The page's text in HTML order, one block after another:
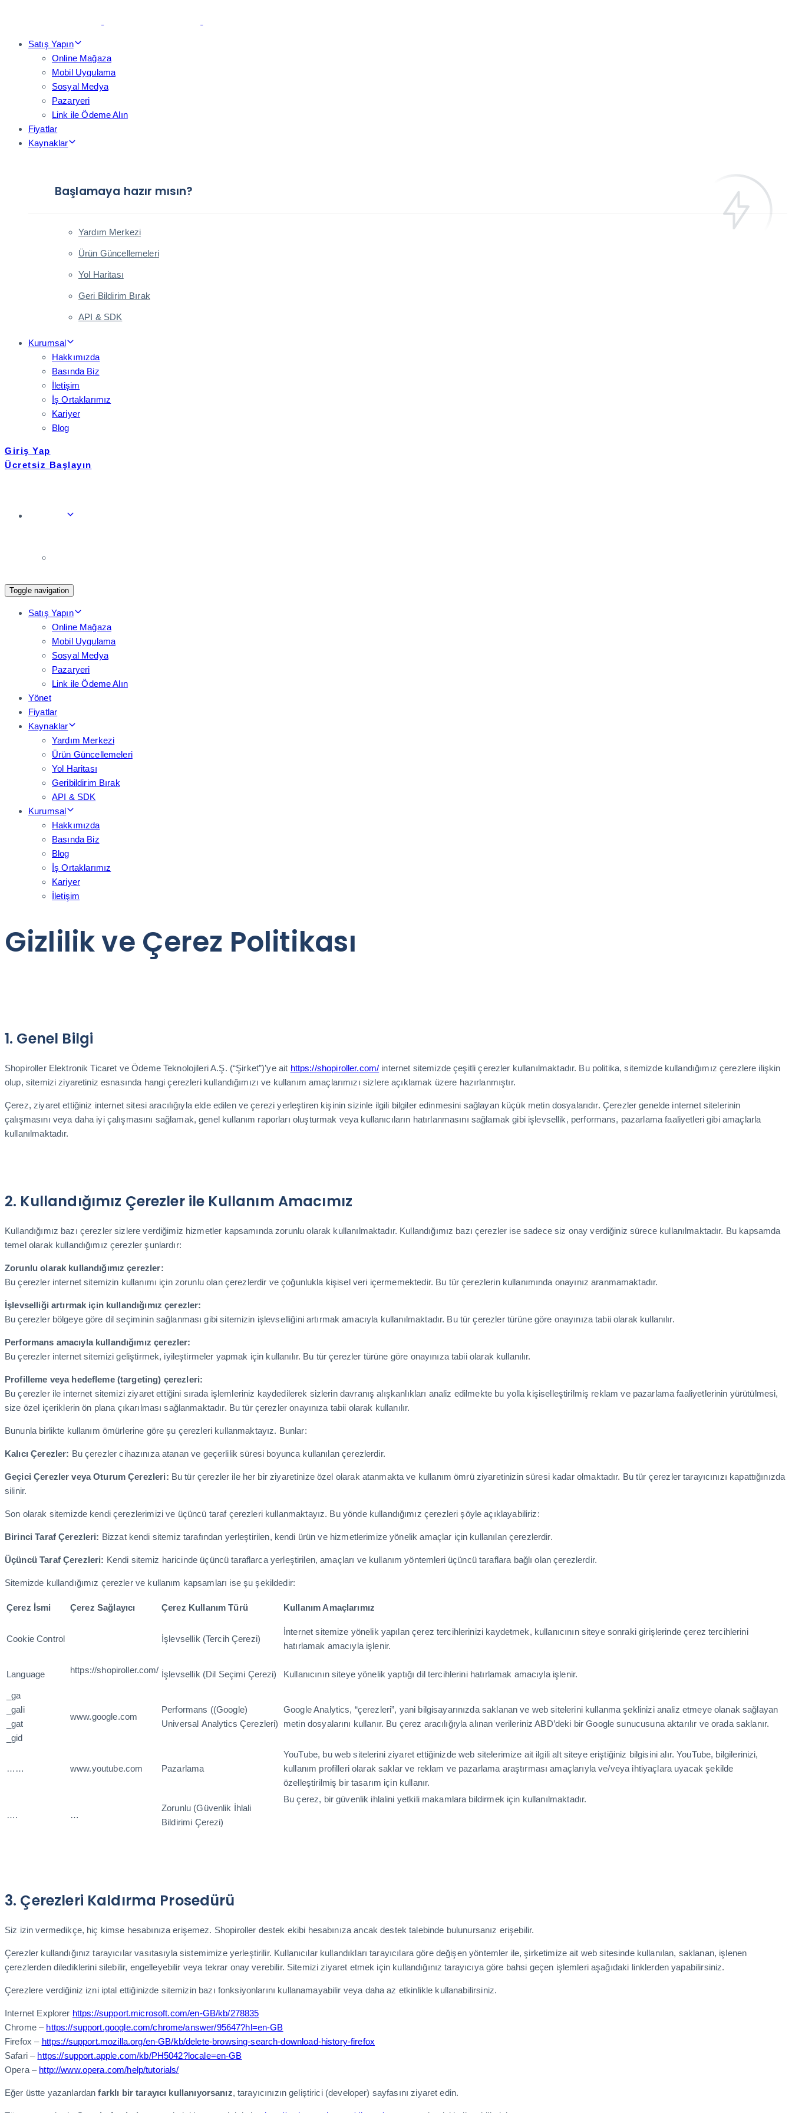
primarySatış Yapın
Online Mağaza
Mobil Uygulama
Sosyal Medya
Pazaryeri
Link ile Ödeme Alın
Fiyatlar
Kaynaklar
Başlamaya hazır mısın?
Yardım Merkezi
Ürün Güncellemeleri
Yol Haritası
Geri Bildirim Bırak
API & SDK
Kurumsal
Hakkımızda
Basında Biz
İletişim
İş Ortaklarımız
Kariyer
Blog
Giriş Yap
Ücretsiz Başlayın
Toggle navigation
Satış Yapın
Online Mağaza
Mobil Uygulama
Sosyal Medya
Pazaryeri
Link ile Ödeme Alın
Yönet
Fiyatlar
Kaynaklar
Yardım Merkezi
Ürün Güncellemeleri
Yol Haritası
Geribildirim Bırak
API & SDK
Kurumsal
Hakkımızda
Basında Biz
Blog
İş Ortaklarımız
Kariyer
İletişim
Gizlilik ve Çerez Politikası
1. Genel Bilgi
Shopiroller Elektronik Ticaret ve Ödeme Teknolojileri A.Ş. (“Şirket”)’ye ait https://shopiroller.com/ internet sitemizde çeşitli çerezler kullanılmaktadır. Bu politika, sitemizde kullandığımız çerezlere ilişkin
olup, sitemizi ziyaretiniz esnasında hangi çerezleri kullandığımızı ve kullanım amaçlarımızı sizlere açıklamak üzere hazırlanmıştır.
Çerez, ziyaret ettiğiniz internet sitesi aracılığıyla elde edilen ve çerezi yerleştiren kişinin sizinle ilgili bilgiler edinmesini sağlayan küçük metin dosyalarıdır. Çerezler genelde internet sitelerinin
çalışmasını veya daha iyi çalışmasını sağlamak, genel kullanım raporları oluşturmak veya kullanıcıların hatırlanmasını sağlamak gibi işlevsellik, performans, pazarlama faaliyetleri gibi amaçlarla
kullanılmaktadır.
2. Kullandığımız Çerezler ile Kullanım Amacımız
Kullandığımız bazı çerezler sizlere verdiğimiz hizmetler kapsamında zorunlu olarak kullanılmaktadır. Kullandığımız bazı çerezler ise sadece siz onay verdiğiniz sürece kullanılmaktadır. Bu kapsamda
temel olarak kullandığımız çerezler şunlardır:
Zorunlu olarak kullandığımız çerezler:
Bu çerezler internet sitemizin kullanımı için zorunlu olan çerezlerdir ve çoğunlukla kişisel veri içermemektedir. Bu tür çerezlerin kullanımında onayınız aranmamaktadır.
İşlevselliği artırmak için kullandığımız çerezler:
Bu çerezler bölgeye göre dil seçiminin sağlanması gibi sitemizin işlevselliğini artırmak amacıyla kullanılmaktadır. Bu tür çerezler türüne göre onayınıza tabii olarak kullanılır.
Performans amacıyla kullandığımız çerezler:
Bu çerezler internet sitemizi geliştirmek, iyileştirmeler yapmak için kullanılır. Bu tür çerezler türüne göre onayınıza tabii olarak kullanılır.
Profilleme veya hedefleme (targeting) çerezleri:
Bu çerezler ile internet sitemizi ziyaret ettiğini sırada işlemleriniz kaydedilerek sizlerin davranış alışkanlıkları analiz edilmekte bu yolla kişiselleştirilmiş reklam ve pazarlama faaliyetlerinin yürütülmesi,
size özel içeriklerin ön plana çıkarılması sağlanmaktadır. Bu tür çerezler onayınıza tabii olarak kullanılır.
Bununla birlikte kullanım ömürlerine göre şu çerezleri kullanmaktayız. Bunlar:
Kalıcı Çerezler: Bu çerezler cihazınıza atanan ve geçerlilik süresi boyunca kullanılan çerezlerdir.
Geçici Çerezler veya Oturum Çerezleri: Bu tür çerezler ile her bir ziyaretinize özel olarak atanmakta ve kullanım ömrü ziyaretinizin süresi kadar olmaktadır. Bu tür çerezler tarayıcınızı kapattığınızda
silinir.
Son olarak sitemizde kendi çerezlerimizi ve üçüncü taraf çerezleri kullanmaktayız. Bu yönde kullandığımız çerezleri şöyle açıklayabiliriz:
Birinci Taraf Çerezleri: Bizzat kendi sitemiz tarafından yerleştirilen, kendi ürün ve hizmetlerimize yönelik amaçlar için kullanılan çerezlerdir.
Üçüncü Taraf Çerezleri: Kendi sitemiz haricinde üçüncü taraflarca yerleştirilen, amaçları ve kullanım yöntemleri üçüncü taraflara bağlı olan çerezlerdir.
Sitemizde kullandığımız çerezler ve kullanım kapsamları ise şu şekildedir:
Çerez İsmi Çerez Sağlayıcı Çerez Kullanım Türü Kullanım Amaçlarımız
Cookie Control
https://shopiroller.com/
İşlevsellik (Tercih Çerezi)
İnternet sitemize yönelik yapılan çerez tercihlerinizi kaydetmek, kullanıcının siteye sonraki girişlerinde çerez tercihlerini
hatırlamak amacıyla işlenir.
Language İşlevsellik (Dil Seçimi Çerezi) Kullanıcının siteye yönelik yaptığı dil tercihlerini hatırlamak amacıyla işlenir.
_ga
_gali
_gat
_gid
www.google.com
Performans ((Google)
Universal Analytics Çerezleri)
Google Analytics, “çerezleri”, yani bilgisayarınızda saklanan ve web sitelerini kullanma şeklinizi analiz etmeye olanak sağlayan
metin dosyalarını kullanır. Bu çerez aracılığıyla alınan verileriniz ABD’deki bir Google sunucusuna aktarılır ve orada saklanır.
…… www.youtube.com Pazarlama
YouTube, bu web sitelerini ziyaret ettiğinizde web sitelerimize ait ilgili alt siteye eriştiğiniz bilgisini alır. YouTube, bilgilerinizi,
kullanım profilleri olarak saklar ve reklam ve pazarlama araştırması amaçlarıyla ve/veya ihtiyaçlara uyacak şekilde
özelleştirilmiş bir tasarım için kullanır.
…. …
Zorunlu (Güvenlik İhlali
Bildirimi Çerezi)
Bu çerez, bir güvenlik ihlalini yetkili makamlara bildirmek için kullanılmaktadır.
3. Çerezleri Kaldırma Prosedürü
Siz izin vermedikçe, hiç kimse hesabınıza erişemez. Shopiroller destek ekibi hesabınıza ancak destek talebinde bulunursanız erişebilir.
Çerezler kullandığınız tarayıcılar vasıtasıyla sistemimize yerleştirilir. Kullanıcılar kullandıkları tarayıcılara göre değişen yöntemler ile, şirketimize ait web sitesinde kullanılan, saklanan, işlenen
çerezlerden dilediklerini silebilir, engelleyebilir veya tekrar onay verebilir. Sitemizi ziyaret etmek için kullandığınız tarayıcıya göre bahsi geçen işlemleri aşağıdaki linklerden yapabilirsiniz.
Çerezlere verdiğiniz izni iptal ettiğinizde sitemizin bazı fonksiyonlarını kullanamayabilir veya daha az etkinlikle kullanabilirsiniz.
Internet Explorer https://support.microsoft.com/en-GB/kb/278835
Chrome – https://support.google.com/chrome/answer/95647?hl=en-GB
Firefox – https://support.mozilla.org/en-GB/kb/delete-browsing-search-download-history-firefox
Safari – https://support.apple.com/kb/PH5042?locale=en-GB
Opera – http://www.opera.com/help/tutorials/
Eğer üstte yazanlardanfarklı bir tarayıcı kullanıyorsanız, tarayıcınızın geliştirici (developer) sayfasını ziyaret edin.